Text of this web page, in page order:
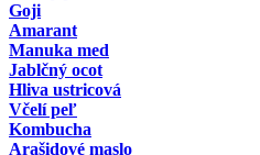
Goji
Amarant
Manuka med
Jablčný ocot
Hliva ustricová
Včelí peľ
Kombucha
Arašidové maslo